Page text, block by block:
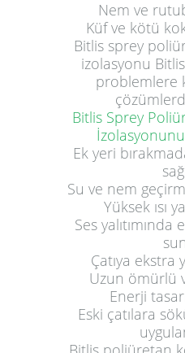
Nem ve
Küf ve kötü
Bitlis sprey
izolasyonu
problemlere
Bitlis Sprey
Ek yeri
Su ve nem
Yüksek ısı
Ses
Çatıya
Uzun ömürlü
Enerji
Eski çatılara